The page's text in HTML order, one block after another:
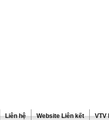
Liên hệ Website Liên kết VTV